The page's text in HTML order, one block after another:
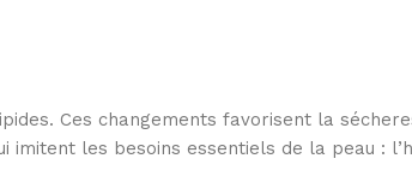
Ces changements favorisent la
imitent les besoins essentiels de la peau :